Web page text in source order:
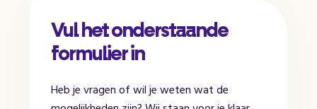
Vul het onderstaande
formulier in
Heb je vragen of wil je weten wat de